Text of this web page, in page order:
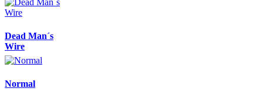
Dead Man´s
Wire
Normal